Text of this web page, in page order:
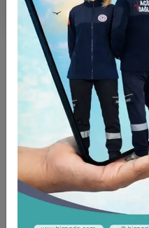
Ürün Açıklaması
Taksit Seçenekleri
ÜRÜN ÖZELLİKLERİ ;
Dokunuşu yumuşak,
rahat bir kumaş
Kumaş Türü
Unisex Kalıptır.
Arkası cırtlıdır. Kafa